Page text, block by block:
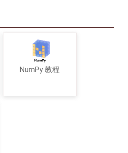
NumPy 教程